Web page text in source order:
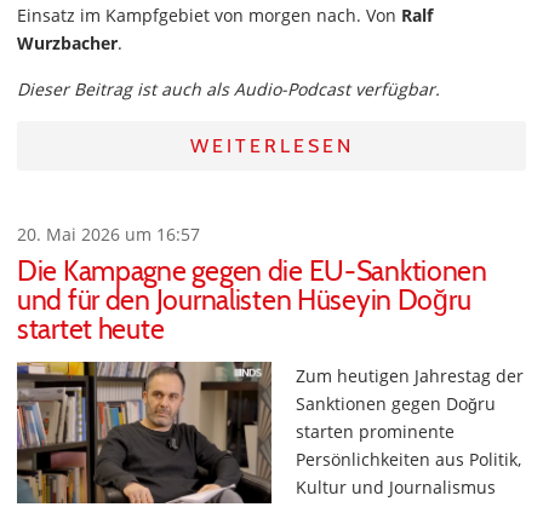
Einsatz im Kampfgebiet von morgen nach. Von Ralf
Wurzbacher.
Dieser Beitrag ist auch als Audio-Podcast verfügbar.
WEITERLESEN
20. Mai 2026 um 16:57
Die Kampagne gegen die EU-Sanktionen
und für den Journalisten Hüseyin Doğru
startet heute
Zum heutigen Jahrestag der
Sanktionen gegen Doğru
starten prominente
Persönlichkeiten aus Politik,
Kultur und Journalismus